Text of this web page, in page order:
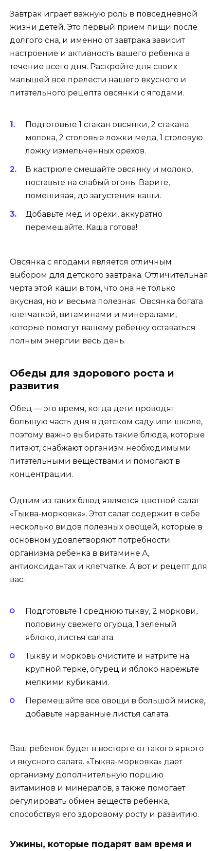
Завтрак играет важную роль в повседневной
жизни детей. Это первый прием пищи после
долгого сна, и именно от завтрака зависит
настроение и активность вашего ребенка в
течение всего дня. Раскройте для своих
малышей все прелести нашего вкусного и
питательного рецепта овсянки с ягодами.
Подготовьте 1 стакан овсянки, 2 стакана
молока, 2 столовые ложки меда, 1 столовую
ложку измельченных орехов.
В кастрюле смешайте овсянку и молоко,
поставьте на слабый огонь. Варите,
помешивая, до загустения каши.
Добавьте мед и орехи, аккуратно
перемешайте. Каша готова!
Овсянка с ягодами является отличным
выбором для детского завтрака. Отличительная
черта этой каши в том, что она не только
вкусная, но и весьма полезная. Овсянка богата
клетчаткой, витаминами и минералами,
которые помогут вашему ребенку оставаться
полным энергии весь день.
Обеды для здорового роста и
развития
Обед — это время, когда дети проводят
большую часть дня в детском саду или школе,
поэтому важно выбирать такие блюда, которые
питают, снабжают организм необходимыми
питательными веществами и помогают в
концентрации.
Одним из таких блюд является цветной салат
«Тыква-морковка». Этот салат содержит в себе
несколько видов полезных овощей, которые в
основном удовлетворяют потребности
организма ребенка в витамине A,
антиоксидантах и клетчатке. А вот и рецепт для
вас:
Подготовьте 1 среднюю тыкву, 2 моркови,
половину свежего огурца, 1 зеленый
яблоко, листья салата.
Тыкву и морковь очистите и натрите на
крупной терке, огурец и яблоко нарежьте
мелкими кубиками.
Перемешайте все овощи в большой миске,
добавьте нарванные листья салата.
Ваш ребенок будет в восторге от такого яркого
и вкусного салата. «Тыква-морковка» дает
организму дополнительную порцию
витаминов и минералов, а также помогает
регулировать обмен веществ ребенка,
способствуя его здоровому росту и развитию.
Ужины, которые подарят вам время и